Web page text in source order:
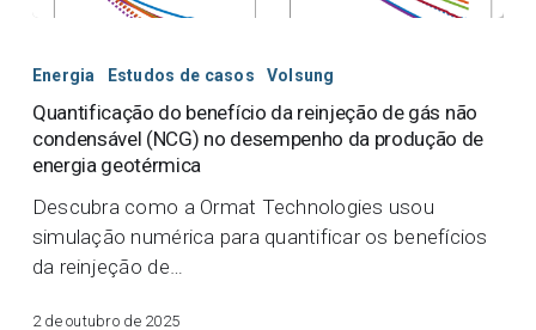
benefício
da
reinjeção
de
gás
não
condensável
Energia Estudos de casos Volsung
Quantificação do benefício da reinjeção de gás não
condensável (NCG) no desempenho da produção de
energia geotérmica
Descubra como a Ormat Technologies usou
simulação numérica para quantificar os benefícios
da reinjeção de…
2 de outubro de 2025